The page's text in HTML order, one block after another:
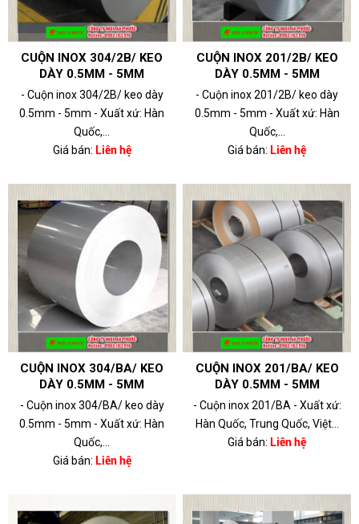
CUỘN INOX 304/2B/ KEO
DÀY 0.5MM - 5MM
- Cuộn inox 304/2B/ keo dày
0.5mm - 5mm - Xuất xứ: Hàn
Quốc,...
Giá bán: Liên hệ
CUỘN INOX 201/2B/ KEO
DÀY 0.5MM - 5MM
- Cuộn inox 201/2B/ keo dày
0.5mm - 5mm - Xuất xứ: Hàn
Quốc,...
Giá bán: Liên hệ
CUỘN INOX 304/BA/ KEO
DÀY 0.5MM - 5MM
- Cuộn inox 304/BA/ keo dày
0.5mm - 5mm - Xuất xứ: Hàn
Quốc,...
Giá bán: Liên hệ
CUỘN INOX 201/BA/ KEO
DÀY 0.5MM - 5MM
- Cuộn inox 201/BA - Xuất xứ:
Hàn Quốc, Trung Quốc, Việt...
Giá bán: Liên hệ